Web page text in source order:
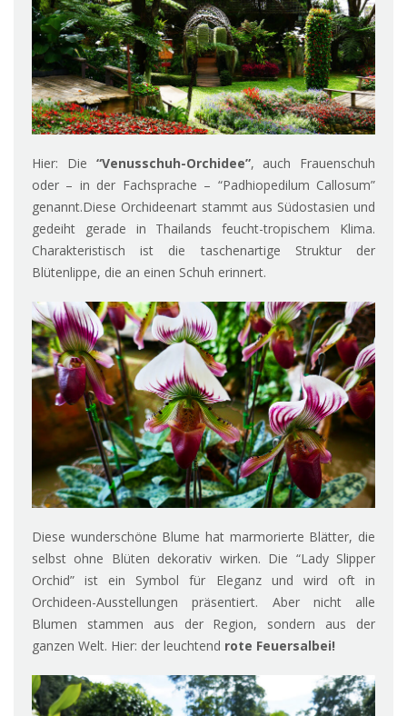
Hier: Die “Venusschuh-Orchidee”, auch Frauenschuh
oder – in der Fachsprache – “Padhiopedilum Callosum”
genannt.Diese Orchideenart stammt aus Südostasien und
gedeiht gerade in Thailands feucht-tropischem Klima.
Charakteristisch ist die taschenartige Struktur der
Blütenlippe, die an einen Schuh erinnert.
Diese wunderschöne Blume hat marmorierte Blätter, die
selbst ohne Blüten dekorativ wirken. Die “Lady Slipper
Orchid” ist ein Symbol für Eleganz und wird oft in
Orchideen-Ausstellungen präsentiert. Aber nicht alle
Blumen stammen aus der Region, sondern aus der
ganzen Welt. Hier: der leuchtend rote Feuersalbei!